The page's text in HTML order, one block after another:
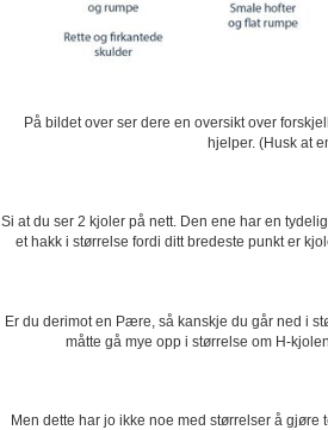
På bildet over ser dere en oversikt over
hjelper. (Husk at
Si at du ser 2 kjoler på nett. Den ene har en
et hakk i størrelse fordi ditt bredeste punkt er
Er du derimot en Pære, så kanskje du går ned i
måtte gå mye opp i størrelse om H-
Men dette har jo ikke noe med størrelser å